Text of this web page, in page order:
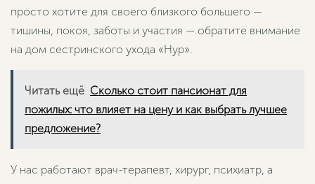
просто хотите для своего близкого большего —
тишины, покоя, заботы и участия — обратите внимание
на дом сестринского ухода «Нур».
Читать ещё Сколько стоит пансионат для
пожилых: что влияет на цену и как выбрать лучшее
предложение?
У нас работают врач-терапевт, хирург, психиатр, а